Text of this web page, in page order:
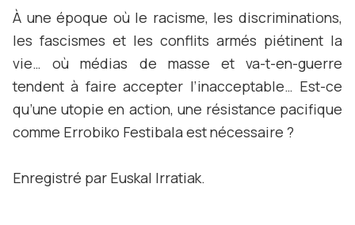
À une époque où le racisme, les discriminations,
les fascismes et les conflits armés piétinent la
vie… où médias de masse et va-t-en-guerre
tendent à faire accepter l’inacceptable… Est-ce
qu’une utopie en action, une résistance pacifique
comme Errobiko Festibala est nécessaire ?
Enregistré par Euskal Irratiak.